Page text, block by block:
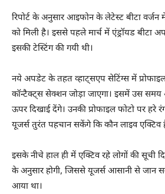
रिपोर्ट के अनुसार आइफोन के लेटेस्ट बीटा
को मिली है। इससे पहले मार्च में एंड्रॉयड बीटा
इसकी टेस्टिंग की गयी थी।
नये अपडेट के तहत व्हाट्सएप सेटिंग्स में
कॉन्टैक्ट्स सेक्शन जोड़ा जाएगा। इसमें उस
ऊपर दिखाई देंगे। उनकी प्रोफाइल फोटो पर हरे
यूजर्स तुरंत पहचान सकेंगे कि कौन लाइव एक्टिव
इसके नीचे हाल ही में एक्टिव रहे लोगों की सूची
के अनुसार होगी, जिससे यूजर्स आसानी से जान
आया था।